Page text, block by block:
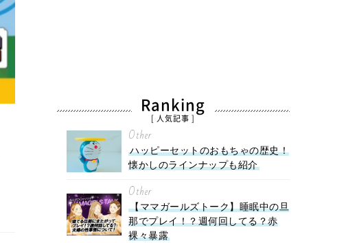
Ranking
[ 人気記事 ]
Other
ハッピーセットのおもちゃの歴史！
懐かしのラインナップも紹介
Other
【ママガールズトーク】睡眠中の旦
那でプレイ！？週何回してる？赤
裸々暴露